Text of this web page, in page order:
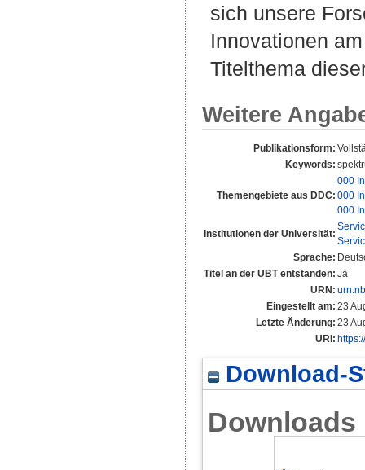
sich unsere
Innovationen
Titelthema
Weitere
Publikationsform:
Keywords:
Themengebiete aus DDC:
000
000
000
Institutionen der Universität:
Sprache:
Titel an der UBT entstanden: Ja
URN:
Eingestellt am: 23
Letzte Änderung: 23
URI:
Download-
Downloads